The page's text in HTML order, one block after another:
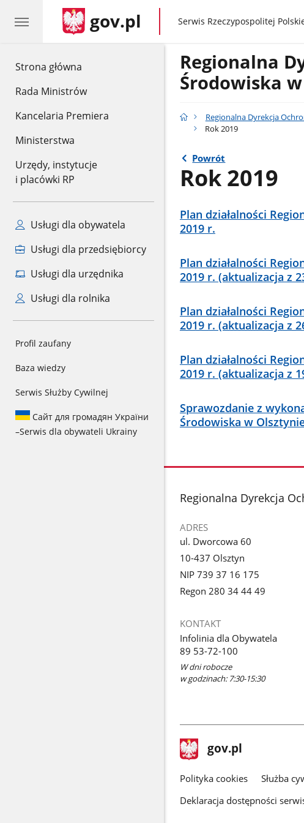
Strona główna
Rada Ministrów
Kancelaria Premiera
Ministerstwa
Urzędy, instytucje
i placówki RP
Usługi dla obywatela
Usługi dla przedsiębiorcy
Usługi dla urzędnika
Usługi dla rolnika
Profil zaufany
Baza wiedzy
Serwis Służby Cywilnej
Сайт для громадян України
–Serwis dla obywateli Ukrainy
gov.pl gov.pl
Serwis Rzeczypospolitej
Regionalna
Środowiska
Regionalna Dyrekcja
Rok 2019
Powrót
Rok 2019
Plan działalności
2019 r.
Plan działalności
2019 r. (aktualizacja z
Plan działalności
2019 r. (aktualizacja z
Plan działalności
2019 r. (aktualizacja z
Sprawozdanie z
Środowiska w
stopka
Regionalna Dyrekcja
ADRES
ul. Dworcowa 60
10-437 Olsztyn
NIP 739 37 16 175
Regon 280 34 44 49
KONTAKT
Infolinia dla Obywatela
89 53-72-100
W dni robocze
w godzinach: 7:30-15:30
stopka
gov.pl Strona
gov.pl
gov.pl
Polityka cookies Służba
Deklaracja dostępności